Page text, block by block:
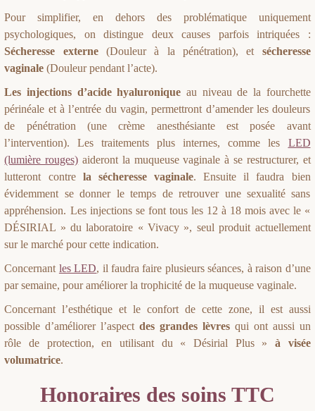
Pour simplifier, en dehors des problématique uniquement
psychologiques, on distingue deux causes parfois intriquées :
Sécheresse externe(Douleur à la pénétration), et sécheresse
vaginale (Douleur pendant l’acte).
Les injections d’acide hyaluronique au niveau de la fourchette
périnéale et à l’entrée du vagin, permettront d’amender les douleurs
de pénétration (une crème anesthésiante est posée avant
l’intervention). Les traitements plus internes, comme les LED
(lumière rouges) aideront la muqueuse vaginale à se restructurer, et
lutteront contre la sécheresse vaginale. Ensuite il faudra bien
évidemment se donner le temps de retrouver une sexualité sans
appréhension. Les injections se font tous les 12 à 18 mois avec le «
DÉSIRIAL » du laboratoire « Vivacy », seul produit actuellement
sur le marché pour cette indication.
Concernant les LED, il faudra faire plusieurs séances, à raison d’une
par semaine, pour améliorer la trophicité de la muqueuse vaginale.
Concernant l’esthétique et le confort de cette zone, il est aussi
possible d’améliorer l’aspectdes grandes lèvresqui ont aussi un
rôle de protection, en utilisant du « Désirial Plus » à visée
volumatrice.
Honoraires des soins TTC